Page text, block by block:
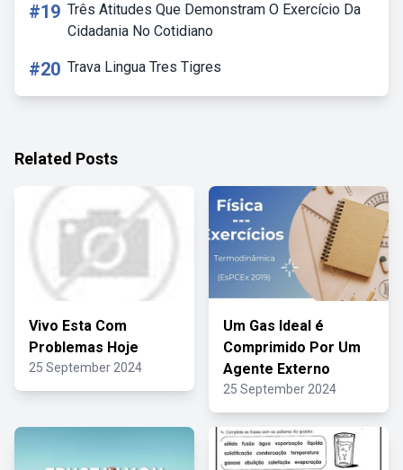
#19 Três Atitudes Que Demonstram O Exercício Da
Cidadania No Cotidiano
#20 Trava Lingua Tres Tigres
Related Posts
Vivo Esta Com
Problemas Hoje
25 September 2024
Um Gas Ideal é
Comprimido Por Um
Agente Externo
25 September 2024